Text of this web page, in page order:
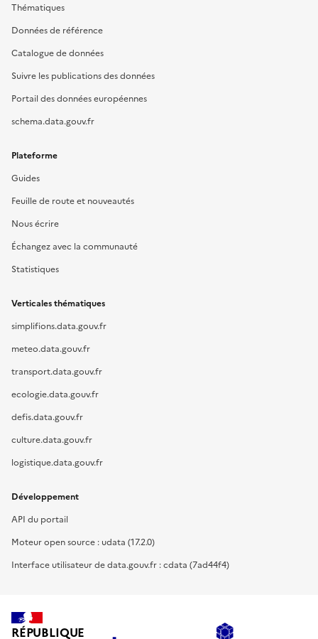
Thématiques
Données de référence
Catalogue de données
Suivre les publications des données
Portail des données européennes
schema.data.gouv.fr
Plateforme
Guides
Feuille de route et nouveautés
Nous écrire
Échangez avec la communauté
Statistiques
Verticales thématiques
simplifions.data.gouv.fr
meteo.data.gouv.fr
transport.data.gouv.fr
ecologie.data.gouv.fr
defis.data.gouv.fr
culture.data.gouv.fr
logistique.data.gouv.fr
Développement
API du portail
Moteur open source : udata (17.2.0)
Interface utilisateur de data.gouv.fr : cdata (7ad44f4)
RÉPUBLIQUE